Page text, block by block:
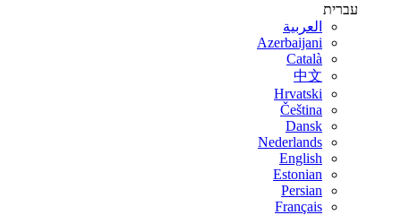
עברית
العربية
Azerbaijani
Català
中文
Hrvatski
Čeština
Dansk
Nederlands
English
Estonian
Persian
Français